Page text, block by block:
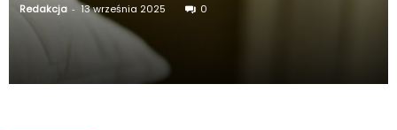
Redakcja - 13 września 2025 0